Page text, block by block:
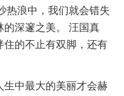
热浪中，我们就会错失
的深邃之美。 汪国真
住的不止有双脚，还有
生中最大的美丽才会赫